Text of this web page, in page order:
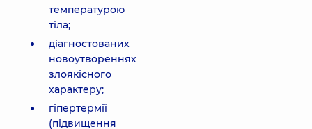
температурою
тіла;
діагностованих
новоутвореннях
злоякісного
характеру;
гіпертермії
(підвищення